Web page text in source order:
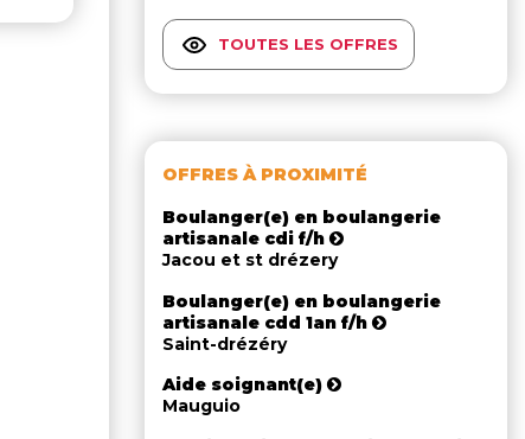
TOUTES LES OFFRES
OFFRES À PROXIMITÉ
Boulanger(e) en boulangerie
artisanale cdi f/h
Jacou et st drézery
Boulanger(e) en boulangerie
artisanale cdd 1an f/h
Saint-drézéry
Aide soignant(e)
Mauguio